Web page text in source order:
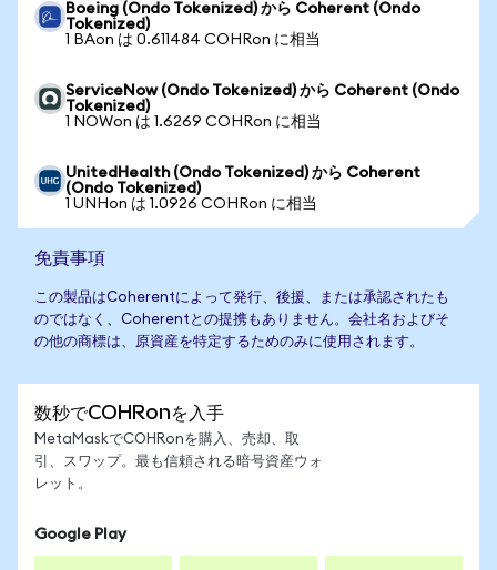
Boeing (Ondo Tokenized) から Coherent (Ondo
Tokenized)
1 BAon は 0.611484 COHRon に相当
ServiceNow (Ondo Tokenized) から Coherent (Ondo
Tokenized)
1 NOWon は 1.6269 COHRon に相当
UnitedHealth (Ondo Tokenized) から Coherent
(Ondo Tokenized)
1 UNHon は 1.0926 COHRon に相当
免責事項
この製品はCoherentによって発行、後援、または承認されたも
のではなく、Coherentとの提携もありません。会社名およびそ
の他の商標は、原資産を特定するためのみに使用されます。
数秒でCOHRonを入手
MetaMaskでCOHRonを購入、売却、取
引、スワップ。最も信頼される暗号資産ウォ
レット。
Google Play